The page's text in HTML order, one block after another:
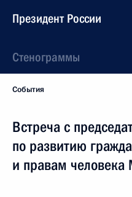
Президент России
Стенограммы
События
Встреча с
по развитию
и правам